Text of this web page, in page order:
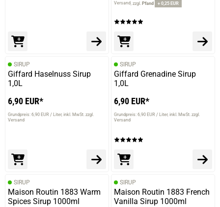
Versand zzgl. Pfand + 0,25 EUR
SIRUP
Giffard Haselnuss Sirup
1,0L
6,90 EUR*
Grundpreis: 6,90 EUR / Liter inkl. MwSt. zzgl.
Versand
SIRUP
Giffard Grenadine Sirup
1,0L
6,90 EUR*
Grundpreis: 6,90 EUR / Liter inkl. MwSt. zzgl.
Versand
SIRUP
Maison Routin 1883 Warm
Spices Sirup 1000ml
SIRUP
Maison Routin 1883 French
Vanilla Sirup 1000ml